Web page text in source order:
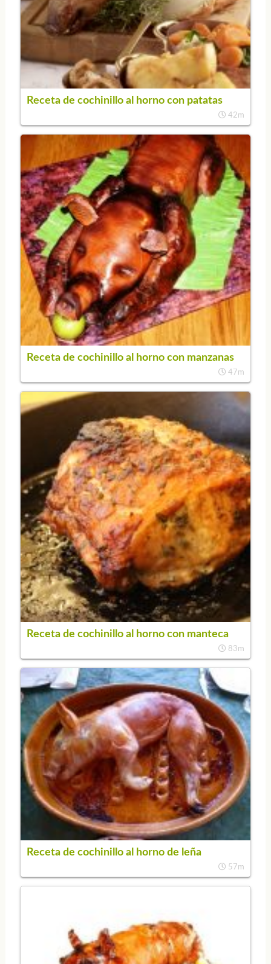
Receta de cochinillo al horno con patatas
42m
Receta de cochinillo al horno con manzanas
47m
Receta de cochinillo al horno con manteca
83m
Receta de cochinillo al horno de leña
57m